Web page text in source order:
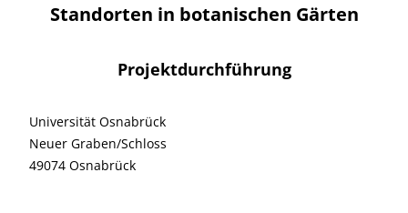
Standorten in botanischen Gärten
Projektdurchführung
Universität Osnabrück
Neuer Graben/Schloss
49074 Osnabrück